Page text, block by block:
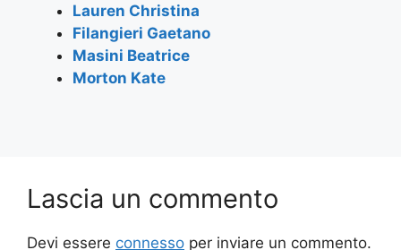
Lauren Christina
Filangieri Gaetano
Masini Beatrice
Morton Kate
Lascia un commento
Devi essere connesso per inviare un commento.